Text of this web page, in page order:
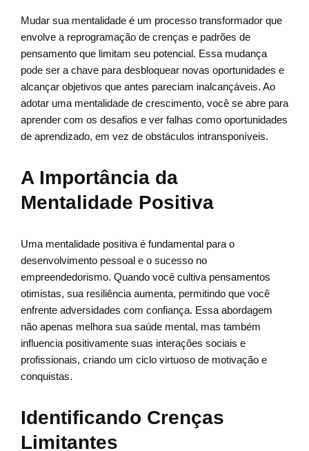
Mudar sua mentalidade é um processo transformador que
envolve a reprogramação de crenças e padrões de
pensamento que limitam seu potencial. Essa mudança
pode ser a chave para desbloquear novas oportunidades e
alcançar objetivos que antes pareciam inalcançáveis. Ao
adotar uma mentalidade de crescimento, você se abre para
aprender com os desafios e ver falhas como oportunidades
de aprendizado, em vez de obstáculos intransponíveis.
A Importância da
Mentalidade Positiva
Uma mentalidade positiva é fundamental para o
desenvolvimento pessoal e o sucesso no
empreendedorismo. Quando você cultiva pensamentos
otimistas, sua resiliência aumenta, permitindo que você
enfrente adversidades com confiança. Essa abordagem
não apenas melhora sua saúde mental, mas também
influencia positivamente suas interações sociais e
profissionais, criando um ciclo virtuoso de motivação e
conquistas.
Identificando Crenças
Limitantes